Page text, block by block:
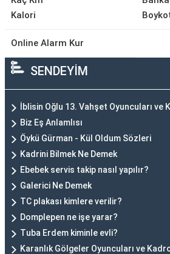
Kalori
Online Alarm Kur
SENDEYİM
İblisin Oğlu 13. Vahşet Oyuncuları ve
Biz Eş Anlamlısı
Öykü Gürman - Kül Oldum Sözleri
Kadrini Bilmek Ne Demek
Ebebek servis takip nasıl yapılır?
Galerici Ne Demek
TC plakası kimlere verilir?
Domplepen ne işe yarar?
Tuba Erdem kiminle evli?
Karanlık Gölgeler Oyuncuları ve